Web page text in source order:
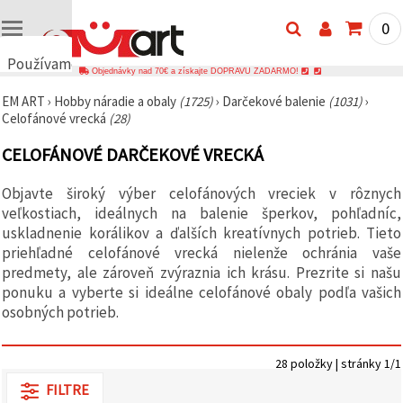
Používame
🍪
Používame
podobné
technológie,
zabezpečili
správne
fungovanie
webovej
stránky,
zlepšili váš
používateľský
zážitok a s
vaším
súhlasom
zobrazovali
relevantnejší
0
Objednávky nad 70€ a získajte DOPRAVU ZADARMO!
EM ART › Hobby náradie a obaly (1725)› Darčekové balenie (1031)›
Celofánové vrecká (28)
CELOFÁNOVÉ DARČEKOVÉ VRECKÁ
Objavte široký výber celofánových vreciek v rôznych
veľkostiach, ideálnych na balenie šperkov, pohľadníc,
uskladnenie korálikov a ďalších kreatívnych potrieb. Tieto
priehľadné celofánové vrecká nielenže ochránia vaše
predmety, ale zároveň zvýraznia ich krásu. Prezrite si našu
ponuku a vyberte si ideálne celofánové obaly podľa vašich
osobných potrieb.
28 položky | stránky 1/1
FILTRE